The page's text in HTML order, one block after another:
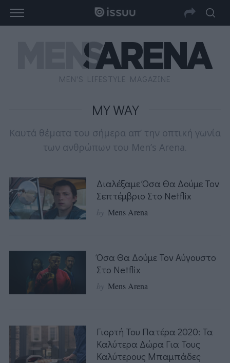
MEN'S LIFESTYLE MAGAZINE
MY WAY
Καυτά θέματα του σήμερα απ’ την οπτική γωνία
των ανθρώπων του Men’s Arena.
Διαλέξαμε Όσα Θα Δούμε Τον
Σεπτέμβριο Στο Netflix
by Mens Arena
Όσα Θα Δούμε Τον Αύγουστο
Στο Netflix
by Mens Arena
Γιορτή Του Πατέρα 2020: Τα
Καλύτερα Δώρα Για Τους
Καλύτερους Μπαμπάδες